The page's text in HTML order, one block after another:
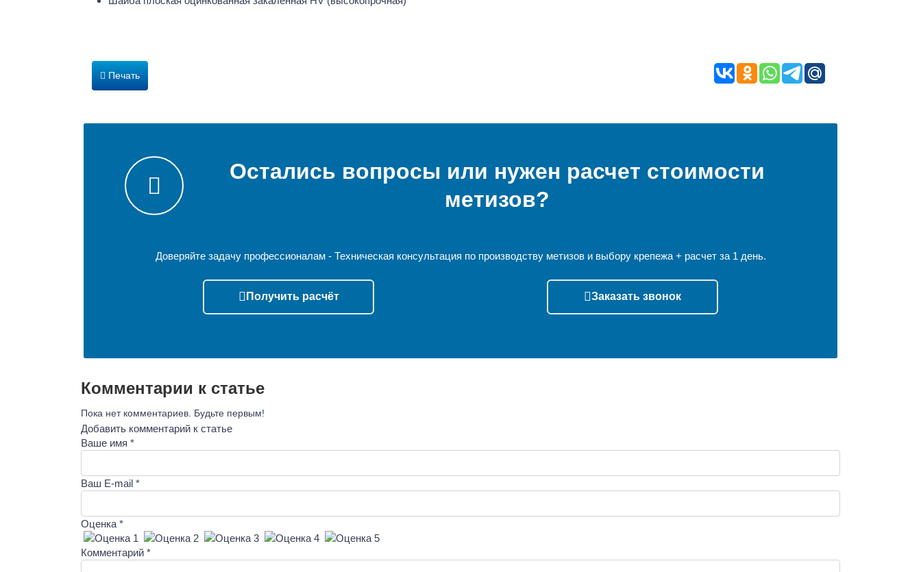
Печать
Остались вопросы или нужен расчет стоимости
метизов?
Доверяйте задачу профессионалам - Техническая консультация по производству метизов и выбору крепежа + расчет за 1 день.
Получить расчёт Заказать звонок
Комментарии к статье
Пока нет комментариев. Будьте первым!
Добавить комментарий к статье
Ваше имя *
Ваш E-mail *
Оценка *
Комментарий *